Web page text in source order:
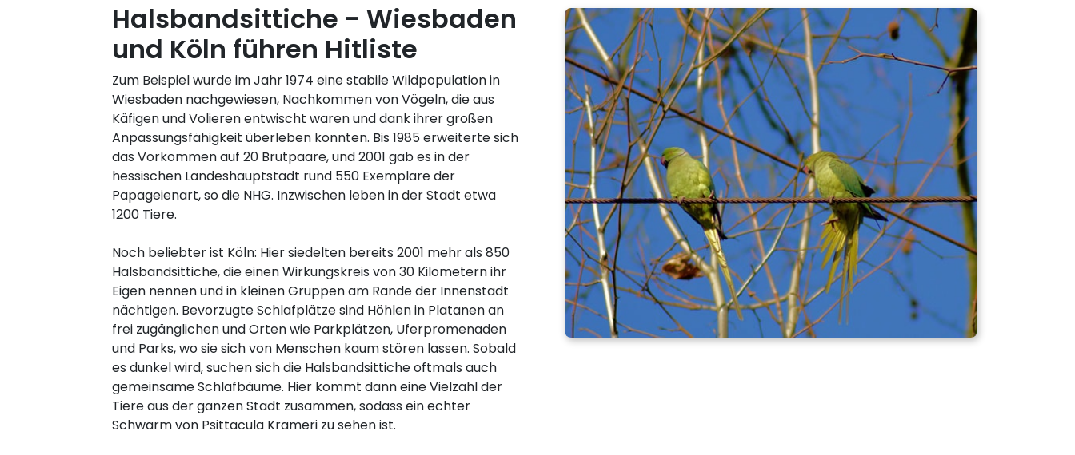
Halsbandsittiche - Wiesbaden
und Köln führen Hitliste
Zum Beispiel wurde im Jahr 1974 eine stabile Wildpopulation in
Wiesbaden nachgewiesen, Nachkommen von Vögeln, die aus
Käfigen und Volieren entwischt waren und dank ihrer großen
Anpassungsfähigkeit überleben konnten. Bis 1985 erweiterte sich
das Vorkommen auf 20 Brutpaare, und 2001 gab es in der
hessischen Landeshauptstadt rund 550 Exemplare der
Papageienart, so die NHG. Inzwischen leben in der Stadt etwa
1200 Tiere.
Noch beliebter ist Köln: Hier siedelten bereits 2001 mehr als 850
Halsbandsittiche, die einen Wirkungskreis von 30 Kilometern ihr
Eigen nennen und in kleinen Gruppen am Rande der Innenstadt
nächtigen. Bevorzugte Schlafplätze sind Höhlen in Platanen an
frei zugänglichen und Orten wie Parkplätzen, Uferpromenaden
und Parks, wo sie sich von Menschen kaum stören lassen. Sobald
es dunkel wird, suchen sich die Halsbandsittiche oftmals auch
gemeinsame Schlafbäume. Hier kommt dann eine Vielzahl der
Tiere aus der ganzen Stadt zusammen, sodass ein echter
Schwarm von Psittacula Krameri zu sehen ist.